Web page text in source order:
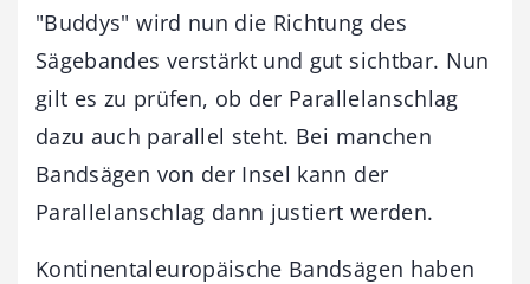
"Buddys" wird nun die Richtung des
Sägebandes verstärkt und gut sichtbar. Nun
gilt es zu prüfen, ob der Parallelanschlag
dazu auch parallel steht. Bei manchen
Bandsägen von der Insel kann der
Parallelanschlag dann justiert werden.
Kontinentaleuropäische Bandsägen haben